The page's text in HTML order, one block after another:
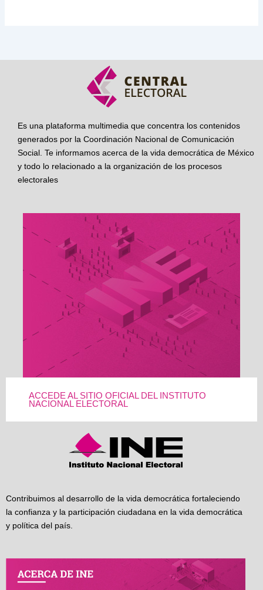
Es una plataforma multimedia que concentra los contenidos
generados por la Coordinación Nacional de Comunicación
Social. Te informamos acerca de la vida democrática de México
y todo lo relacionado a la organización de los procesos
electorales
ACCEDE AL SITIO OFICIAL DEL INSTITUTO
NACIONAL ELECTORAL
Contribuimos al desarrollo de la vida democrática fortaleciendo
la confianza y la participación ciudadana en la vida democrática
y política del país.